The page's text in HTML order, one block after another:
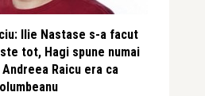
Ilie Nastase s-a facut
tot, Hagi spune numai
Raicu era ca